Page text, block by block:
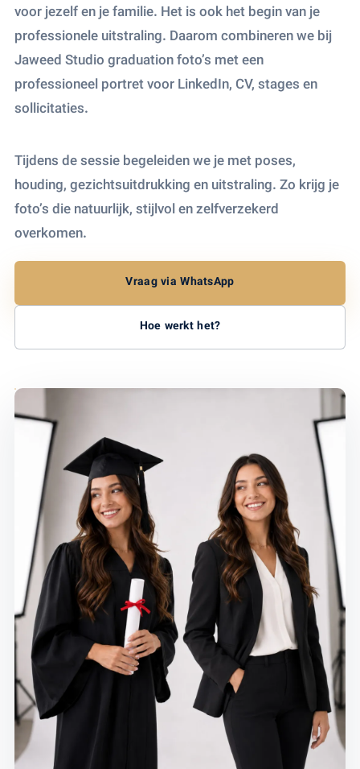
voor jezelf en je familie. Het is ook het begin van je
professionele uitstraling. Daarom combineren we bij
Jaweed Studio graduation foto’s met een
professioneel portret voor LinkedIn, CV, stages en
sollicitaties.
Tijdens de sessie begeleiden we je met poses,
houding, gezichtsuitdrukking en uitstraling. Zo krijg je
foto’s die natuurlijk, stijlvol en zelfverzekerd
overkomen.
Vraag via WhatsApp
Hoe werkt het?